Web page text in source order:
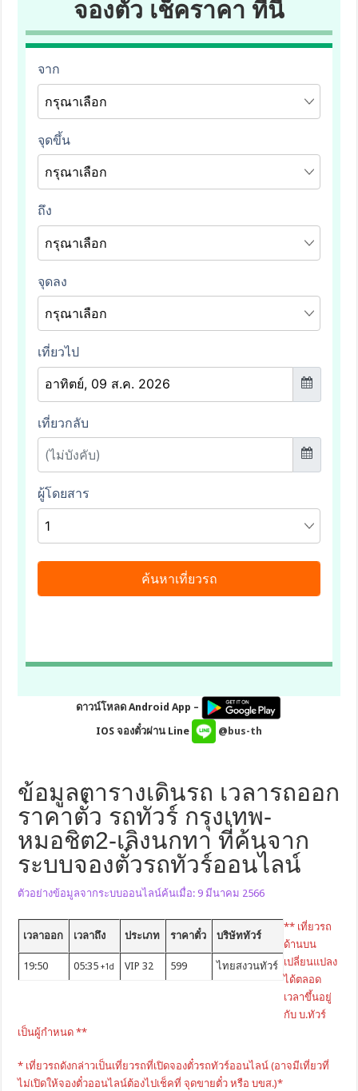
จองตั๋ว เช็คราคา ที่นี่
ดาวน์โหลด Android App –
IOS จองตั๋วผ่าน Line
@bus-th
ข้อมูลตารางเดินรถ เวลารถออก
ราคาตั๋ว รถทัวร์ กรุงเทพ-
หมอชิต2-เลิงนกทา ที่ค้นจาก
ระบบจองตั๋วรถทัวร์ออนไลน์
ตัวอย่างข้อมูลจากระบบออนไลน์ค้นเมื่อ: 9 มีนาคม 2566
เวลาออก เวลาถึง ประเภท ราคาตั๋ว บริษัททัวร์
19:50 05:35+1d VIP 32 599 ไทยสงวนทัวร์
** เที่ยวรถ
ด้านบน
เปลี่ยนแปลง
ได้ตลอด
เวลาขึ้นอยู่
กับ บ.ทัวร์
เป็นผู้กำหนด **
* เที่ยวรถดังกล่าวเป็นเที่ยวรถที่เปิดจองตั๋วรถทัวร์ออนไลน์ (อาจมีเที่ยวที่
ไม่เปิดให้จองตั๋วออนไลน์ต้องไปเช็คที่ จุดขายตั๋ว หรือ บขส.)*